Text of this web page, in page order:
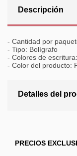
Descripción
- Cantidad por
- Tipo: Bolígrafo
- Colores de
- Color del producto:
Detalles del
PRECIOS